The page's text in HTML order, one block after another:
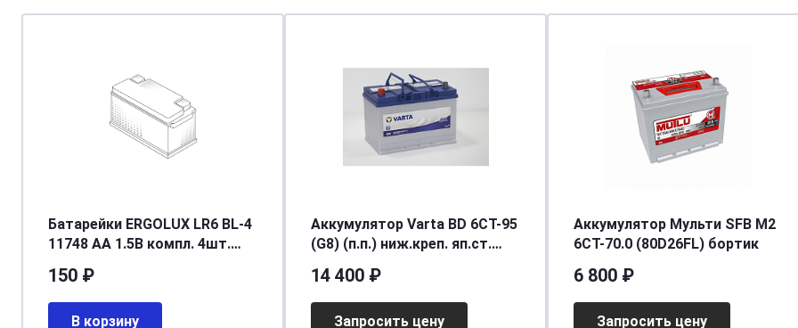
Батарейки ERGOLUX LR6 BL-4
11748 АА 1.5В компл. 4шт.
150 ₽
В корзину
Аккумулятор Varta BD 6CT-95
(G8) (п.п.) ниж.креп. яп.ст.
14 400 ₽
Запросить цену
Аккумулятор Мульти SFB M2
6СТ-70.0 (80D26FL) бортик
6 800 ₽
Запросить цену